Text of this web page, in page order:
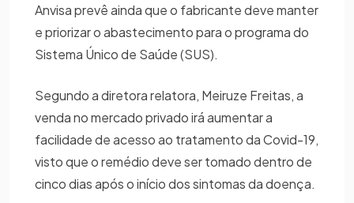
Anvisa prevê ainda que o fabricante deve manter
e priorizar o abastecimento para o programa do
Sistema Único de Saúde (SUS).
Segundo a diretora relatora, Meiruze Freitas, a
venda no mercado privado irá aumentar a
facilidade de acesso ao tratamento da Covid-19,
visto que o remédio deve ser tomado dentro de
cinco dias após o início dos sintomas da doença.